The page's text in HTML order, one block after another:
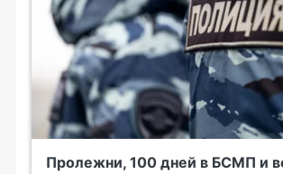
Пролежни, 100 дней в БСМП и